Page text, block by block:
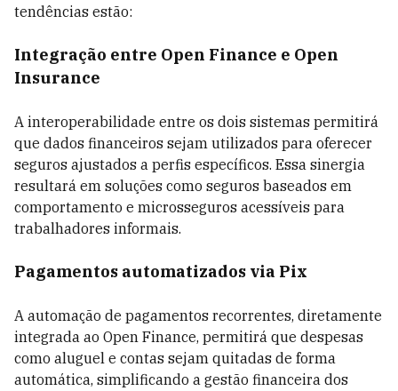
tendências estão:
Integração entre Open Finance e Open
Insurance
A interoperabilidade entre os dois sistemas permitirá
que dados financeiros sejam utilizados para oferecer
seguros ajustados a perfis específicos. Essa sinergia
resultará em soluções como seguros baseados em
comportamento e microsseguros acessíveis para
trabalhadores informais.
Pagamentos automatizados via Pix
A automação de pagamentos recorrentes, diretamente
integrada ao Open Finance, permitirá que despesas
como aluguel e contas sejam quitadas de forma
automática, simplificando a gestão financeira dos